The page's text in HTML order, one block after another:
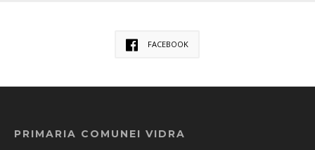
FACEBOOK
PRIMARIA COMUNEI VIDRA